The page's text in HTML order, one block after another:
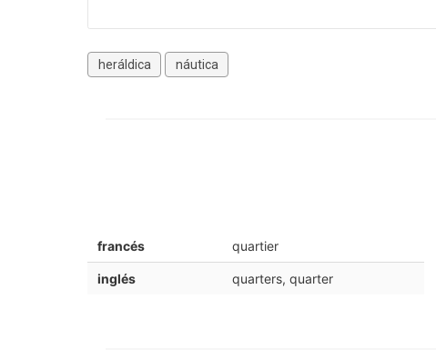
heráldica náutica
francés quartier
inglés quarters, quarter